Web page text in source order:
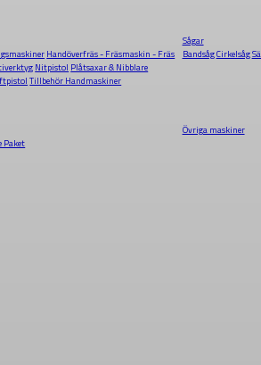
Handöverfräs - Fräsmaskin - Fräs
Nitpistol Plåtsaxar & Nibblare
Tillbehör Handmaskiner
Sågar
BandsågCirkelsåg
Paket
Övriga maskiner